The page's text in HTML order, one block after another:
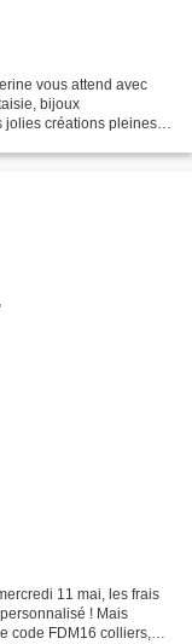
vous attend avec
bijoux
jolies créations pleines
11 mai, les frais
! Mais
code FDM16 colliers,